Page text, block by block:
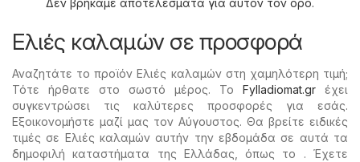
Δεν βρήκαμε αποτελέσματα για αυτόν τον όρο.
Ελιές καλαμών σε προσφορά
Αναζητάτε το προϊόν Ελιές καλαμών στη χαμηλότερη τιμή;
Τότε ήρθατε στο σωστό μέρος. Το Fylladiomat.gr έχει
συγκεντρώσει τις καλύτερες προσφορές για εσάς.
Εξοικονομήστε μαζί μας τον Αύγουστος. Θα βρείτε ειδικές
τιμές σε Ελιές καλαμών αυτήν την εβδομάδα σε αυτά τα
δημοφιλή καταστήματα της Ελλάδας, όπως το . Έχετε